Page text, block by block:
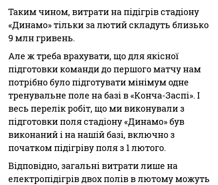
Таким чином, витрати на підігрів стадіону
«Динамо» тільки за лютий складуть близько
9 млн гривень.
Але ж треба врахувати, що для якісної
підготовки команди до першого матчу нам
потрібно було підготувати мінімум одне
тренувальне поле на базі в «Конча-Заспі». І
весь перелік робіт, що ми виконували з
підготовки поля стадіону «Динамо» був
виконаний і на нашій базі, включно з
початком підігріву поля з 1 лютого.
Відповідно, загальні витрати лише на
електропідігрів двох полів в лютому можуть